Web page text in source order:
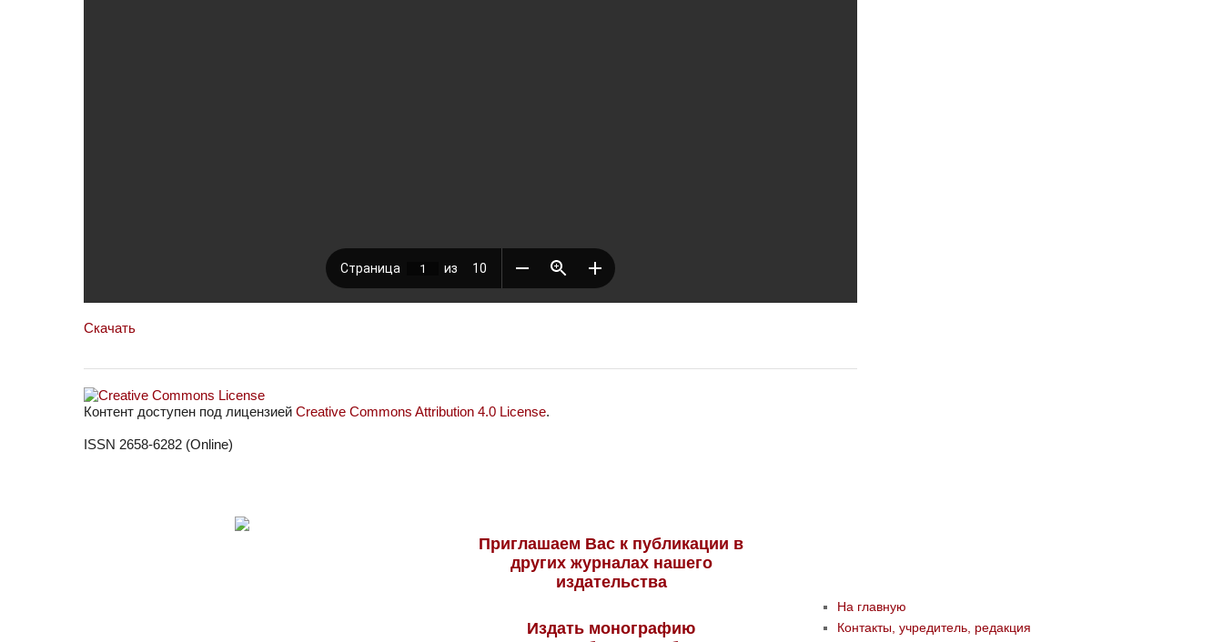
Скачать
Контент доступен под лицензией Creative Commons Attribution 4.0 License.
ISSN 2658-6282 (Online)
Приглашаем Вас к публикации в
других журналах нашего
издательства
Издать монографию
На главную
Контакты, учредитель, редакция